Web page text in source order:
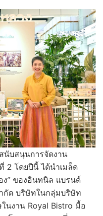
นับสนุนการจัดงาน
2 โดยปีนี้ ได้นำเมล็ด
ง” ของอินทนิล แบรนด์
กัด บริษัทในกลุ่มบริษัท
นงาน Royal Bistro มื้อ